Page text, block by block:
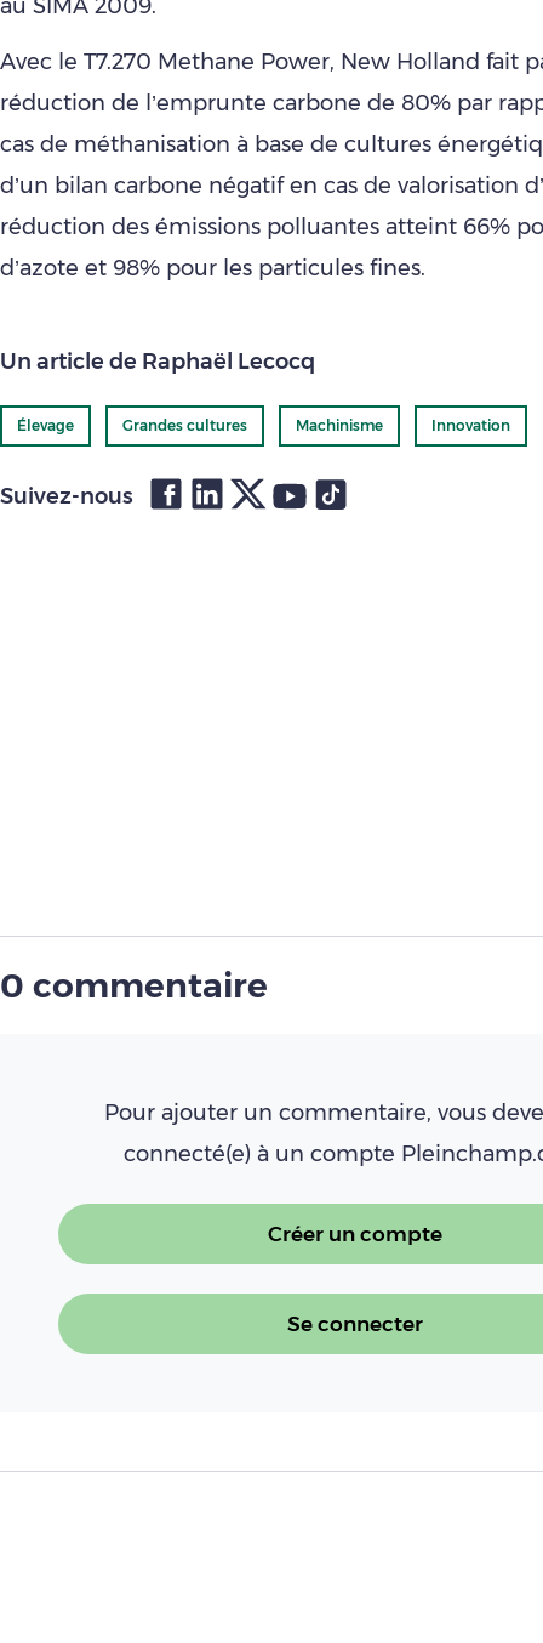
au SIMA 2009.
Avec le T7.270 Methane Power, New Holland fait
réduction de l’emprunte carbone de 80% par
cas de méthanisation à base de cultures
d’un bilan carbone négatif en cas de valorisation
réduction des émissions polluantes atteint 66%
d’azote et 98% pour les particules fines.
Un article de Raphaël Lecocq
Élevage Grandes cultures Machinisme Innovation
Suivez-nous
0 commentaire
Pour ajouter un commentaire, vous
connecté(e) à un compte
Créer un compte
Se connecter